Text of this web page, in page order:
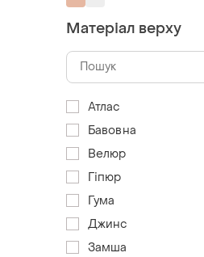
Матеріал верху
Атлас
Бавовна
Велюр
Гіпюр
Гума
Джинс
Замша